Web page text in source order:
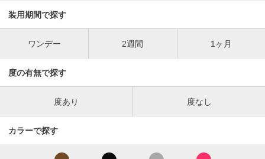
装用期間で探す
ワンデー 2週間 1ヶ月
度の有無で探す
度あり 度なし
カラーで探す